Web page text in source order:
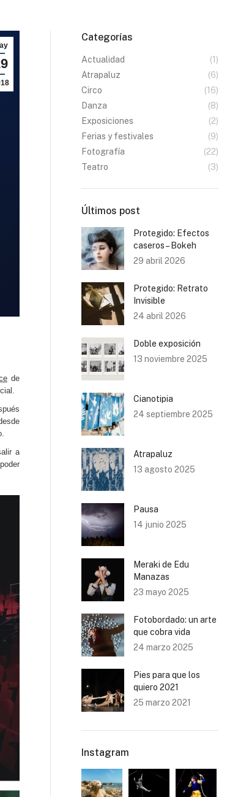
de
a
Categorías
Actualidad
(1)
Atrapaluz
(6)
Circo
(16)
Danza
(8)
Exposiciones
(2)
Ferias y festivales
(9)
Fotografía
(22)
Teatro
(3)
Últimos post
Protegido: Efectos
caseros – Bokeh
29 abril 2026
Protegido: Retrato
Invisible
24 abril 2026
Doble exposición
13 noviembre 2025
Cianotipia
24 septiembre 2025
Atrapaluz
13 agosto 2025
Pausa
14 junio 2025
Meraki de Edu
Manazas
23 mayo 2025
Fotobordado: un arte
que cobra vida
24 marzo 2025
Pies para que los
quiero 2021
25 marzo 2021
Instagram